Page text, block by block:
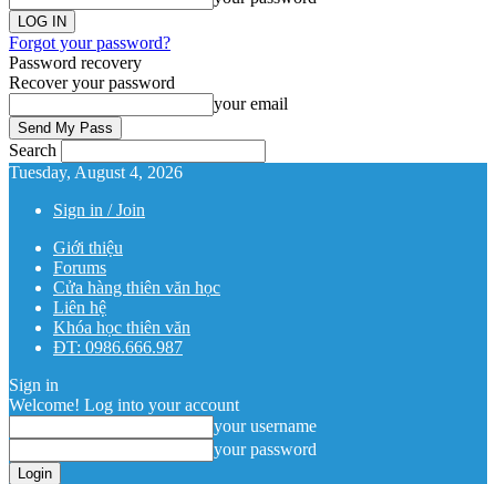
Forgot your password?
Password recovery
Recover your password
your email
Search
Tuesday, August 4, 2026
Sign in / Join
Giới thiệu
Forums
Cửa hàng thiên văn học
Liên hệ
Khóa học thiên văn
ĐT: 0986.666.987
Sign in
Welcome! Log into your account
your username
your password